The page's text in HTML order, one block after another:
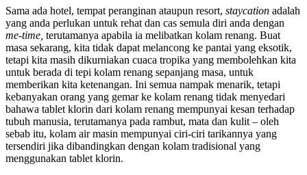
Sama ada hotel, tempat peranginan ataupun resort, staycation adalah
yang anda perlukan untuk rehat dan cas semula diri anda dengan
me-time, terutamanya apabila ia melibatkan kolam renang. Buat
masa sekarang, kita tidak dapat melancong ke pantai yang eksotik,
tetapi kita masih dikurniakan cuaca tropika yang membolehkan kita
untuk berada di tepi kolam renang sepanjang masa, untuk
memberikan kita ketenangan. Ini semua nampak menarik, tetapi
kebanyakan orang yang gemar ke kolam renang tidak menyedari
bahawa tablet klorin dari kolam renang mempunyai kesan terhadap
tubuh manusia, terutamanya pada rambut, mata dan kulit – oleh
sebab itu, kolam air masin mempunyai ciri-ciri tarikannya yang
tersendiri jika dibandingkan dengan kolam tradisional yang
menggunakan tablet klorin.